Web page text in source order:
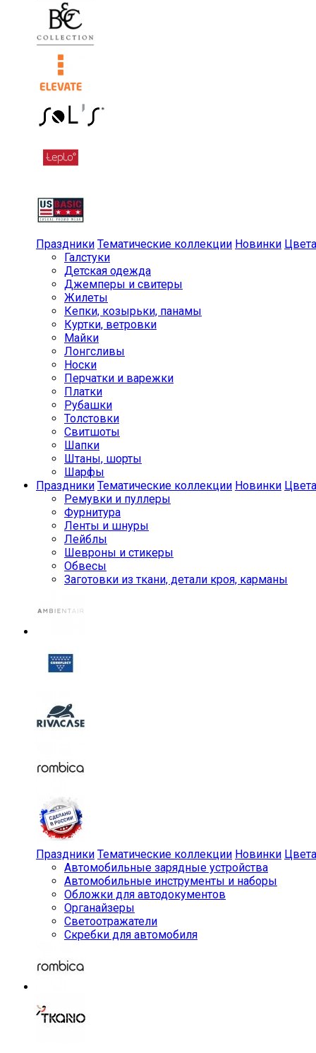
Праздники Тематические коллекции Новинки Цвета
Галстуки
Детская одежда
Джемперы и свитеры
Жилеты
Кепки, козырьки, панамы
Куртки, ветровки
Майки
Лонгсливы
Носки
Перчатки и варежки
Платки
Рубашки
Толстовки
Свитшоты
Шапки
Штаны, шорты
Шарфы
Праздники Тематические коллекции Новинки Цвета
Ремувки и пуллеры
Фурнитура
Ленты и шнуры
Лейблы
Шевроны и стикеры
Обвесы
Заготовки из ткани, детали кроя, карманы
Праздники Тематические коллекции Новинки Цвета
Автомобильные зарядные устройства
Автомобильные инструменты и наборы
Обложки для автодокументов
Органайзеры
Светоотражатели
Скребки для автомобиля